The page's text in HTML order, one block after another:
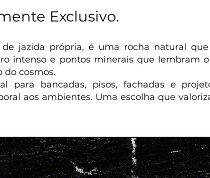
Exclusivo.
jazida própria, é uma rocha natural
intenso e pontos minerais que lembram
cosmos.
para bancadas, pisos, fachadas e
aos ambientes. Uma escolha que